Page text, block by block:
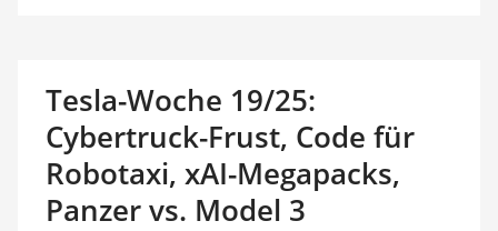
Tesla-Woche 19/25:
Cybertruck-Frust, Code für
Robotaxi, xAI-Megapacks,
Panzer vs. Model 3